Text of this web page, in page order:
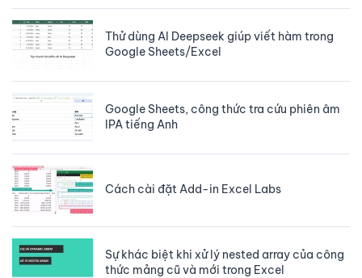
Thử dùng AI Deepseek giúp viết hàm trong
Google Sheets/Excel
Google Sheets, công thức tra cứu phiên âm
IPA tiếng Anh
Cách cài đặt Add-in Excel Labs
Sự khác biệt khi xử lý nested array của công
thức mảng cũ và mới trong Excel